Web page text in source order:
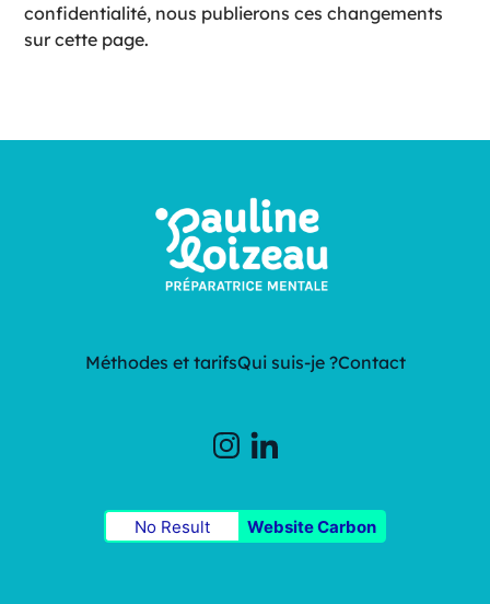
confidentialité, nous publierons ces changements
sur cette page.
Méthodes et tarifsQui suis-je ?Contact
No Result Website Carbon